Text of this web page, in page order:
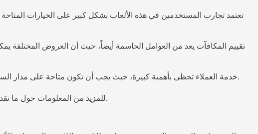
تعتمد تجارب المستخدمين في هذه الألعاب بشكل كبير على الخيارات
تقييم المكافآت يعد من العوامل الحاسمة أيضاً، حيث أن العروض
خدمة العملاء تحظى بأهمية كبيرة، حيث يجب أن تكون متاحة على مدار الساعة لتلبية احتياجات اللاعبين. كما أن أساليب التسجيل السريعة وكذلك خيارات الدفع المتنوعة تسهم في تسهيل التجربة بشكل كبير.
للمزيد من المعلومات حول مالتتعرف على تفاصيل أكثر حول الألعاب والمشغلين المتوفرين هناك.